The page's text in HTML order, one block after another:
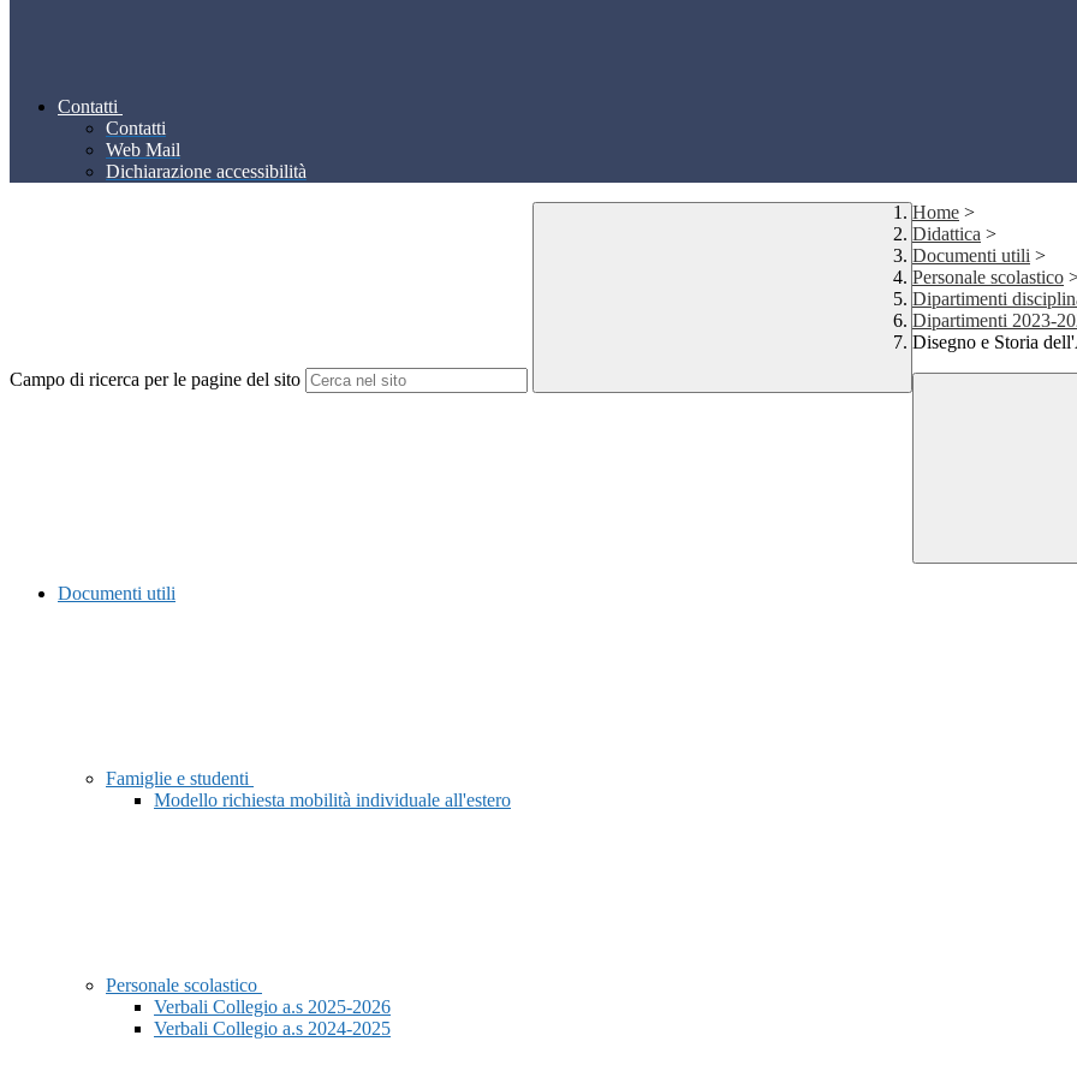
Contatti
Contatti
Web Mail
Dichiarazione accessibilità
Campo di ricerca per le pagine del sito
Home >
Didattica >
Documenti utili >
Personale scolastico
Dipartimenti
Dipartimenti 2023-
Disegno e Storia
Documenti utili
Famiglie e studenti
Modello richiesta mobilità individuale all'estero
Personale scolastico
Verbali Collegio a.s 2025-2026
Verbali Collegio a.s 2024-2025